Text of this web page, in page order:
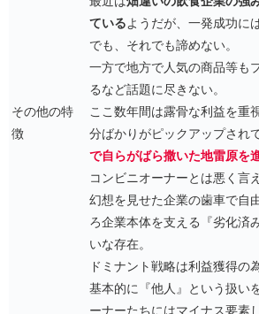
その他の特
徴
ているようだが、一発成功に
でも、それでも諦めない。
一方で地方で人気の商品等も
るなど話題に尽きない。
ここ数年間は露骨な利益を重
分ばかりがピックアップされ
で自らがばら撒いた地雷原を
コンビニオーナーとは悪く言
幻想を見せた企業の歯車で自
ろ企業本体を支える『劣化済
いな存在。
ドミナント戦略は利益獲得の
基本的に『他人』という扱い
ーナーたちにはマイナス要素